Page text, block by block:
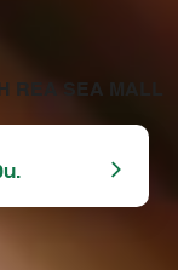
SEA MALL‬
.